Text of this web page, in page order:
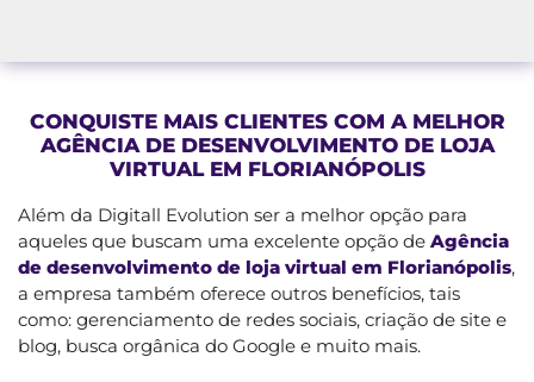
CONQUISTE MAIS CLIENTES COM A MELHOR
AGÊNCIA DE DESENVOLVIMENTO DE LOJA
VIRTUAL EM FLORIANÓPOLIS
Além da Digitall Evolution ser a melhor opção para
aqueles que buscam uma excelente opção de Agência
de desenvolvimento de loja virtual em Florianópolis,
a empresa também oferece outros benefícios, tais
como: gerenciamento de redes sociais, criação de site e
blog, busca orgânica do Google e muito mais.